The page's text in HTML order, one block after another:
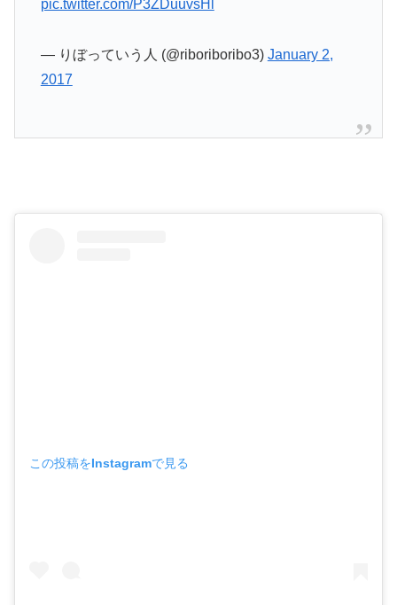
pic.twitter.com/P3ZDuuvsHl
— りぼっていう人 (@riboriboribo3) January 2,
2017
この投稿をInstagramで見る